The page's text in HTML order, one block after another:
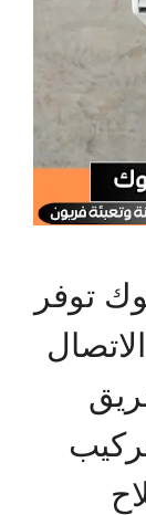
توفر
ففريق